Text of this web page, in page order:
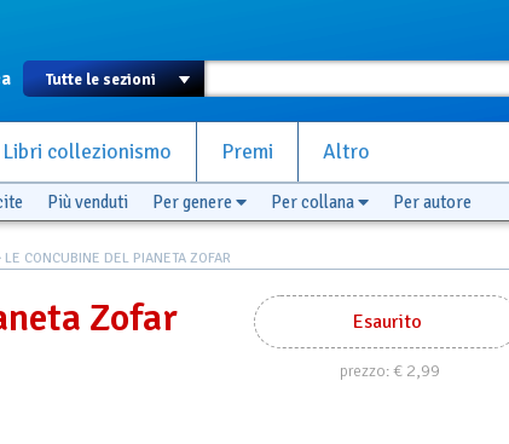
Libri collezionismo Premi Altro
Più venduti Per genere Per collana Per autore
LE CONCUBINE DEL PIANETA ZOFAR
Esaurito
prezzo:€ 2,99
Zofar